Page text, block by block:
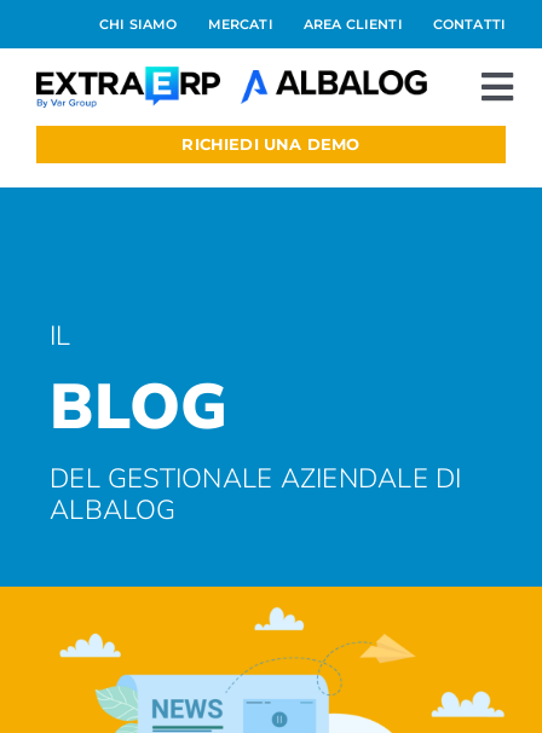
al
contenuto
CHI SIAMO MERCATI AREA CLIENTI CONTATTI
Extraerp Aree
Blog
RICHIEDI UNA DEMO
IL
BLOG
DEL GESTIONALE AZIENDALE DI
ALBALOG